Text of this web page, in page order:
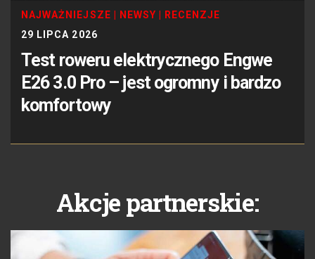
NAJWAŻNIEJSZE NEWSY
RECENZJE
29 LIPCA 2026
Test roweru elektrycznego Engwe
E26 3.0 Pro – jest ogromny i bardzo
komfortowy
Akcje partnerskie: